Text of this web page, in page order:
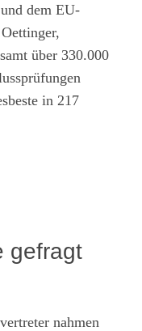
dem EU-
über 330.000
in 217
gefragt
nahmen